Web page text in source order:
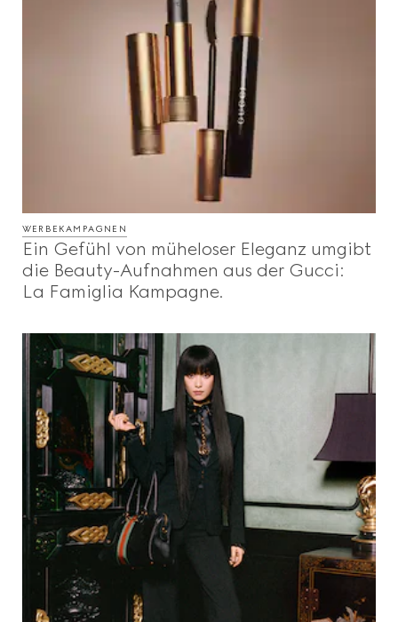
WERBEKAMPAGNEN
Ein Gefühl von müheloser Eleganz umgibt
die Beauty-Aufnahmen aus der Gucci:
La Famiglia Kampagne.